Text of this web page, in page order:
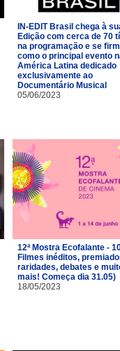
IN-EDIT Brasil chega à
Edição com cerca de 70
na programação e se
como o principal evento
América Latina dedicado
exclusivamente ao
Documentário Musical
05/06/2023
12ª Mostra Ecofalante -
Filmes inéditos,
raridades, debates e
mais! Começa dia 31.05)
18/05/2023